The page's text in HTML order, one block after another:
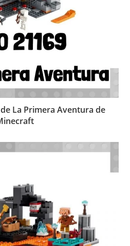
de La Primera Aventura de